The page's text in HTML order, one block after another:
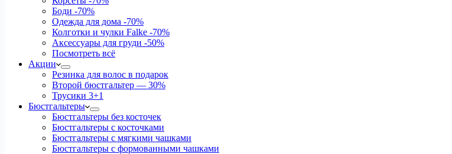
Боди -70%
Одежда для дома -70%
Колготки и чулки Falke -70%
Аксессуары для груди -50%
Посмотреть всё
Акции
Резинка для волос в подарок
Второй бюстгальтер — 30%
Трусики 3+1
Бюстгальтеры
Бюстгальтеры без косточек
Бюстгальтеры с косточками
Бюстгальтеры с мягкими чашками
Бюстгальтеры с формованными чашками